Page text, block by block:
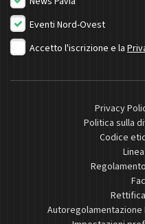
Eventi Nord-Ovest
Accetto l'iscrizione e la
Privacy
Politica sulla
Codice
Autoregolamentazione